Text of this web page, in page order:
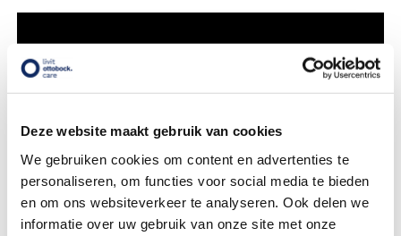
Deze website maakt gebruik van cookies
We gebruiken cookies om content en advertenties te
personaliseren, om functies voor social media te bieden
en om ons websiteverkeer te analyseren. Ook delen we
informatie over uw gebruik van onze site met onze